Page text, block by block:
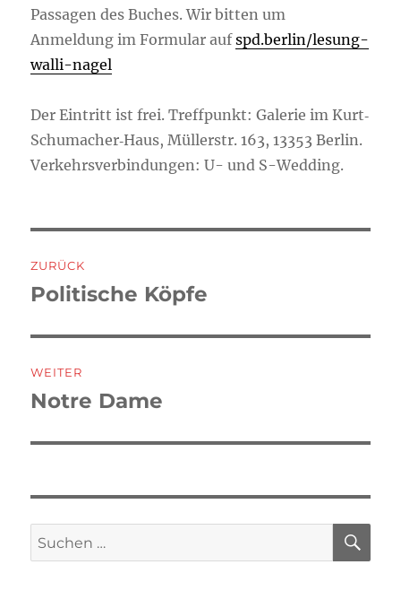
Passagen des Buches. Wir bitten um
Anmeldung im Formular aufspd.berlin/lesung-
walli-nagel
Der Eintritt ist frei. Treffpunkt: Galerie im Kurt‐
Schumacher‐Haus, Müllerstr. 163, 13353 Berlin.
Verkehrsverbindungen: U- und S-Wedding.
ZURÜCK
Vorheriger
Politische Köpfe
WEITER
Nächster
Notre Dame
Suchen
nach: